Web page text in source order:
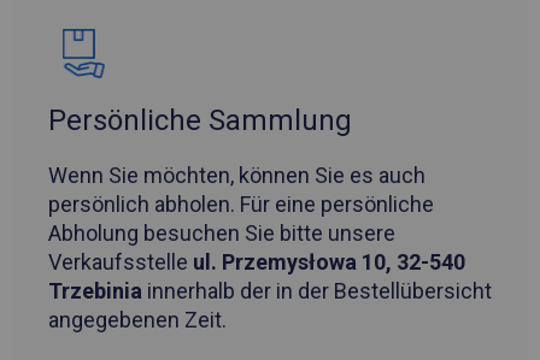
Persönliche Sammlung
Wenn Sie möchten, können Sie es auch
persönlich abholen. Für eine persönliche
Abholung besuchen Sie bitte unsere
Verkaufsstelle ul. Przemysłowa 10, 32-540
Trzebinia innerhalb der in der Bestellübersicht
angegebenen Zeit.